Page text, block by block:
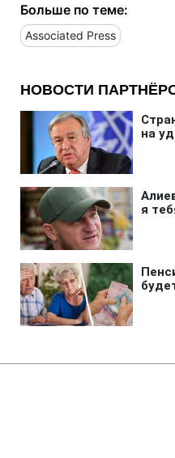
Больше по теме:
Associated Press